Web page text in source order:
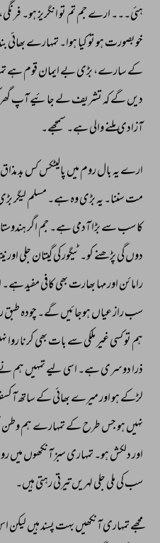
ہئی۔۔۔ ارے جم تم تو انگریز ہو۔ فرنگی،
خوبصورت ہو تو کیا ہوا۔ تمہارے بھائی
کے سارے، بڑی بے ایمان قوم ہے
دیں گے کہ تشریف لے جائیے آپ
آزادی ملنے والی ہے۔ سمجھے۔
ارے یہ بال روم میں پالیٹکس کس بد مذاق
مت سننا۔ یہ بڑی وہ ہے۔ مسلم لیگر
کا سب سے بڑا آدمی ہے۔ جم اگر
دوں گی پڑھنے کو۔ ٹیگور کی گیتان جلی
رامائن اور مہا بھارت بھی کافی مفید ہے۔
سب راز عیاں ہوجائیں گے۔ چودہ طبق
ہم تو کسی غیر ملکی سے بات بھی کرنا روا
ذرا دوسری ہے۔ اسی لیے تمہیں ہم
لڑکے ہو اور میرے بھائی کے ساتھ
نہیں ہو جس طرح کے تمہارے ہم وطن
اور دلکش ہو۔ تمہاری سبز آنکھوں میں
سب کی ملی جلی لہریں تیرتی رہتی ہیں۔
مجھے تمہاری آنکھیں بہت پسند ہیں لیکن